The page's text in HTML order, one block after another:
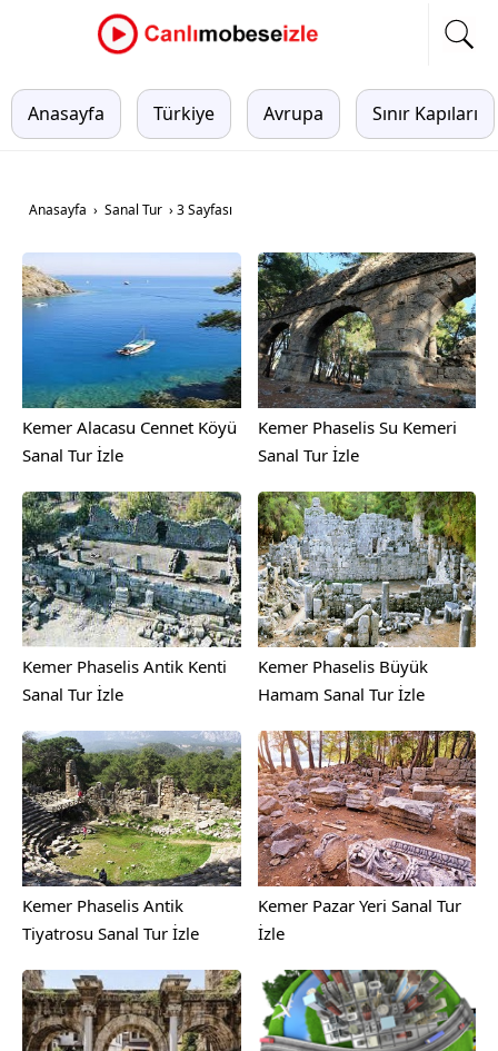
Anasayfa Türkiye Avrupa Sınır Kapıları
Anasayfa › Sanal Tur › 3 Sayfası
Kemer Alacasu Cennet Köyü
Sanal Tur İzle
Kemer Phaselis Su Kemeri
Sanal Tur İzle
Kemer Phaselis Antik Kenti
Sanal Tur İzle
Kemer Phaselis Büyük
Hamam Sanal Tur İzle
Kemer Phaselis Antik
Tiyatrosu Sanal Tur İzle
Kemer Pazar Yeri Sanal Tur
İzle